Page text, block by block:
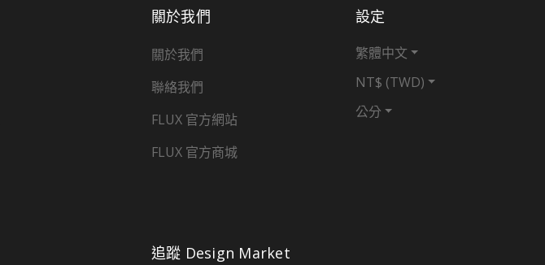
關於我們
關於我們
聯絡我們
FLUX 官方網站
FLUX 官方商城
設定
繁體中文
NT$ (TWD)
公分
追蹤 Design Market